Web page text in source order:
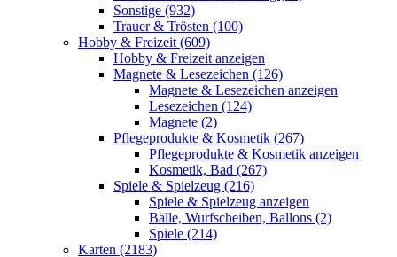
Sonstige (932)
Trauer & Trösten (100)
Hobby & Freizeit (609)
Hobby & Freizeit anzeigen
Magnete & Lesezeichen (126)
Magnete & Lesezeichen anzeigen
Lesezeichen (124)
Magnete (2)
Pflegeprodukte & Kosmetik (267)
Pflegeprodukte & Kosmetik anzeigen
Kosmetik, Bad (267)
Spiele & Spielzeug (216)
Spiele & Spielzeug anzeigen
Bälle, Wurfscheiben, Ballons (2)
Spiele (214)
Karten (2183)